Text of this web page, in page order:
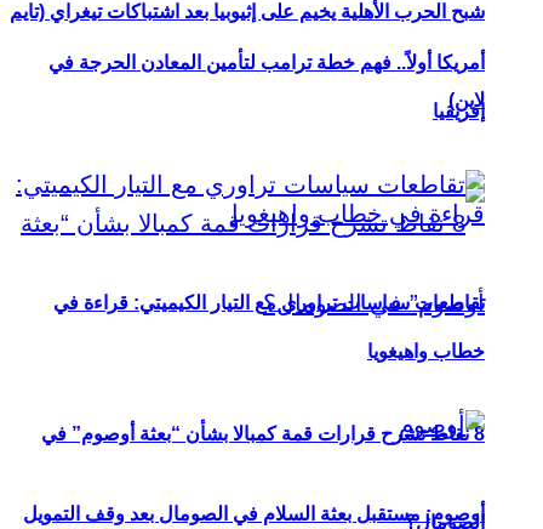
شبح الحرب الأهلية يخيم على إثيوبيا بعد اشتباكات تيغراي (تايم
لاين)
8 نقاط تشرح قرارات قمة كمبالا بشأن “بعثة أوصوم” في
الصومال؟
أمريكا أولاً.. فهم خطة ترامب لتأمين المعادن الحرجة في
إفريقيا
تقاطعات سياسات تراوري مع التيار الكيميتي: قراءة في
خطاب واهيغويا
أوصوم: مستقبل بعثة السلام في الصومال بعد وقف التمويل